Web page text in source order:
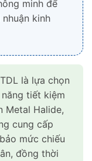
minh để
kinh
là lựa chọn
tiết kiệm
Metal Halide,
cung cấp
mức chiếu
đồng thời